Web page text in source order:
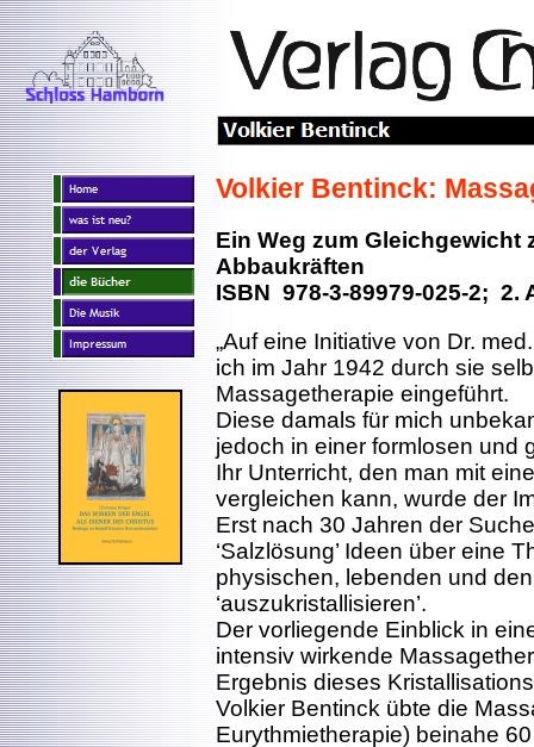
Volkier Bentinck:
Ein Weg zum Gleichgewicht
Abbaukräften
ISBN 978-3-89979-025-2;
„Auf eine Initiative von Dr.
ich im Jahr 1942 durch sie
Massagetherapie eingeführt.
Diese damals für mich
jedoch in einer formlosen und
Ihr Unterricht, den man mit
vergleichen kann, wurde der
Erst nach 30 Jahren der
‘Salzlösung’ Ideen über eine
physischen, lebenden und
‘auszukristallisieren’.
Der vorliegende Einblick in
intensiv wirkende
Ergebnis dieses
Volkier Bentinck übte die
Eurythmietherapie) beinahe